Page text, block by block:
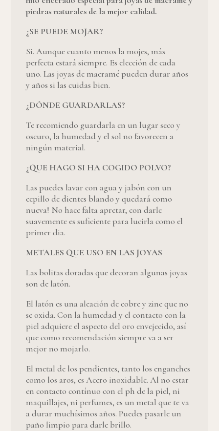
piedras naturales de la mejor calidad.
¿SE PUEDE MOJAR?
Si. Aunque cuanto menos la mojes, más
perfecta estará siempre. Es elección de cada
uno. Las joyas de macramé pueden durar años
y años si las cuidas bien.
¿DÓNDE GUARDARLAS?
Te recomiendo guardarla en un lugar seco y
oscuro, la humedad y el sol no favorecen a
ningún material.
¿QUE HAGO SI HA COGIDO POLVO?
Las puedes lavar con agua y jabón con un
cepillo de dientes blando y quedará como
nueva! No hace falta apretar, con darle
suavemente es suficiente para lucirla como el
primer dia.
METALES QUE USO EN LAS JOYAS
Las bolitas doradas que decoran algunas joyas
son de latón.
El latón es una aleación de cobre y zinc que no
se oxida. Con la humedad y el contacto con la
piel adquiere el aspecto del oro envejecido, así
que como recomendación siempre va a ser
mejor no mojarlo.
El metal de los pendientes, tanto los enganches
como los aros, es Acero inoxidable. Al no estar
en contacto contínuo con el ph de la piel, ni
maquillajes, ni perfumes, es un metal que te va
a durar muchísimos años. Puedes pasarle un
paño limpio para darle brillo.